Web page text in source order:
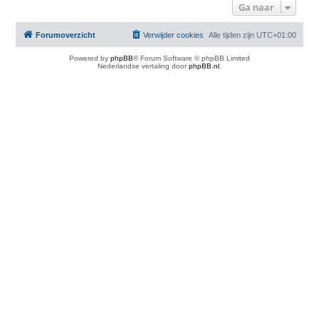
Ga naar
Forumoverzicht Alle tijden zijn UTC+01:00
Verwijder cookies
Powered by phpBB® Forum Software © phpBB Limited
Nederlandse vertaling doorphpBB.nl